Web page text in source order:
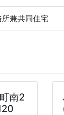
兼共同住宅
南2